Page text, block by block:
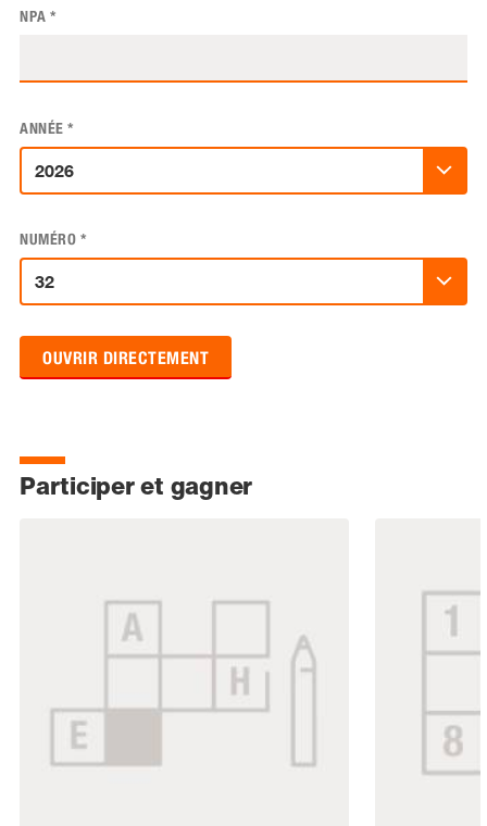
NPA *
ANNÉE *
NUMÉRO *
OUVRIR DIRECTEMENT
Participer et gagner